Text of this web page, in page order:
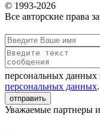
© 1993-2026
Все авторские права
персональных данных
персональных данных.
Уважаемые партнеры